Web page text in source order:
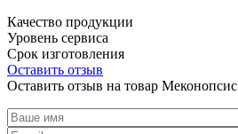
Качество продукции
Уровень сервиса
Срок изготовления
Оставить отзыв
Оставить отзыв на товар Меконопсис